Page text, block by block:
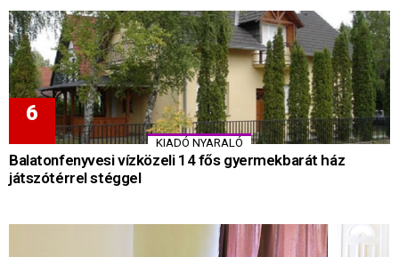
KIADÓ NYARALÓ
Balatonfenyvesi vízközeli 14 fős gyermekbarát ház
játszótérrel stéggel